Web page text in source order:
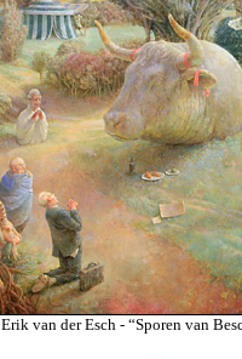
Erik van der Esch - “Sporen van